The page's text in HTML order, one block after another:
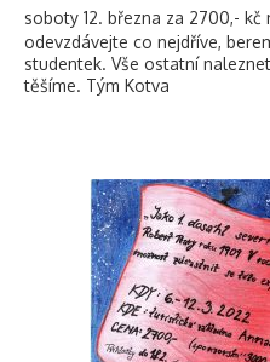
soboty 12. března za 2700,- kč
odevzdávejte co nejdříve,
studentek. Vše ostatní
těšíme. Tým Kotva